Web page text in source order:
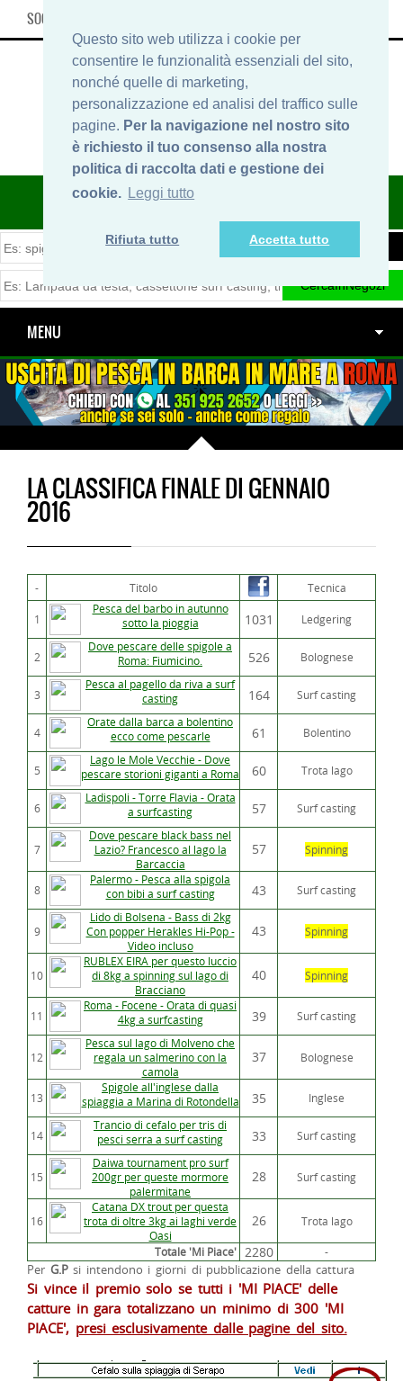
Questo sito web utilizza i cookie per
consentire le funzionalità essenziali del sito,
nonché quelle di marketing,
personalizzazione ed analisi del traffico sulle
pagine. Per la navigazione nel nostro sito
è richiesto il tuo consenso alla nostra
politica di raccolta dati e gestione dei
cookie. Leggi tutto
Rifiuta tutto Accetta tutto
SOCIAL, INFO & SHOP
ITINERARIDIPESCA.IT
MENU
LA CLASSIFICA FINALE DI GENNAIO
2016
- Titolo Tecnica
1
Pesca del barbo in autunno
sotto la pioggia
1031 Ledgering
2
Dove pescare delle spigole a
Roma: Fiumicino.
526 Bolognese
3
Pesca al pagello da riva a surf
casting
164 Surf casting
4
Orate dalla barca a bolentino
ecco come pescarle
61 Bolentino
5
Lago le Mole Vecchie - Dove
pescare storioni giganti a Roma
60 Trota lago
6
Ladispoli - Torre Flavia - Orata
a surfcasting
57 Surf casting
7
Dove pescare black bass nel
Lazio? Francesco al lago la
Barcaccia
57 Spinning
8
Palermo - Pesca alla spigola
con bibi a surf casting
43 Surf casting
9
Lido di Bolsena - Bass di 2kg
Con popper Herakles Hi-Pop -
Video incluso
43 Spinning
10
RUBLEX EIRA per questo luccio
di 8kg a spinning sul lago di
Bracciano
40 Spinning
11
Roma - Focene - Orata di quasi
4kg a surfcasting
39 Surf casting
12
Pesca sul lago di Molveno che
regala un salmerino con la
camola
37 Bolognese
13
Spigole all'inglese dalla
spiaggia a Marina di Rotondella
35 Inglese
14
Trancio di cefalo per tris di
pesci serra a surf casting
33 Surf casting
15
Daiwa tournament pro surf
200gr per queste mormore
palermitane
28 Surf casting
16
Catana DX trout per questa
trota di oltre 3kg ai laghi verde
Oasi
26 Trota lago
Totale 'Mi Piace' 2280 -
Per G.Psi intendono i giorni di pubblicazione della cattura
Si vince il premio solo se tutti i 'MI PIACE' delle
catture in gara totalizzano un minimo di 300 'MI
PIACE', presi esclusivamente dalle pagine del sito.